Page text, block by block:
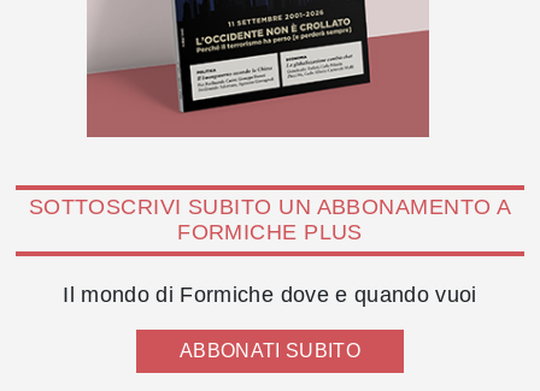
SOTTOSCRIVI SUBITO UN ABBONAMENTO A
FORMICHE PLUS
Il mondo di Formiche dove e quando vuoi
ABBONATI SUBITO